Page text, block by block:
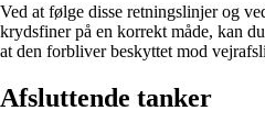
Ved at følge disse retningslinjer og
krydsfiner på en korrekt måde, kan
at den forbliver beskyttet mod
Afsluttende tanker